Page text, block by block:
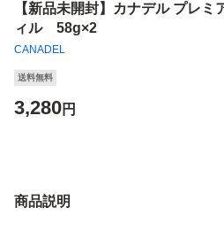
【新品未開封】カナデル プレミ
ィル 58g×2
CANADEL
送料無料
3,280円
商品説明